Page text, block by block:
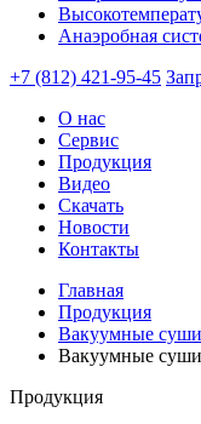
Анаэробная
+7 (812) 421-95-45
О нас
Сервис
Продукция
Видео
Скачать
Новости
Контакты
Главная
Продукция
Вакуумные
Вакуумные
Продукция